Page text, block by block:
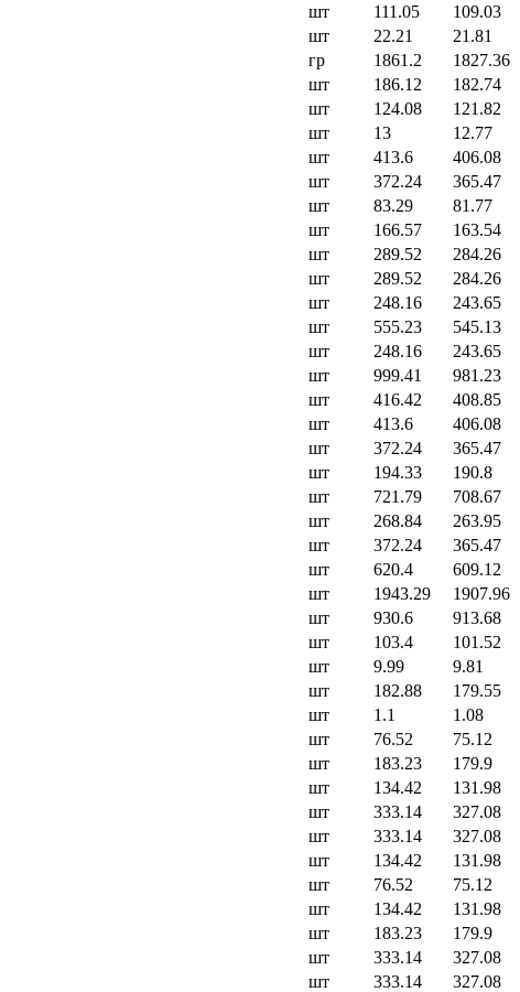
шт 111.05
109.03
шт 22.21
21.81
гр 1861.2
1827.36
шт 186.12
182.74
шт 124.08
121.82
шт 13
12.77
шт 413.6
406.08
шт 372.24
365.47
шт 83.29
81.77
шт 166.57
163.54
шт 289.52
284.26
шт 289.52
284.26
шт 248.16
243.65
шт 555.23
545.13
шт 248.16
243.65
шт 999.41
981.23
шт 416.42
408.85
шт 413.6
406.08
шт 372.24
365.47
шт 194.33
190.8
шт 721.79
708.67
шт 268.84
263.95
шт 372.24
365.47
шт 620.4
609.12
шт 1943.29
1907.96
шт 930.6
913.68
шт 103.4
101.52
шт 9.99
9.81
шт 182.88
179.55
шт 1.1
1.08
шт 76.52
75.12
шт 183.23
179.9
шт 134.42
131.98
шт 333.14
327.08
шт 333.14
327.08
шт 134.42
131.98
шт 76.52
75.12
шт 134.42
131.98
шт 183.23
179.9
шт 333.14
327.08
шт 333.14
327.08